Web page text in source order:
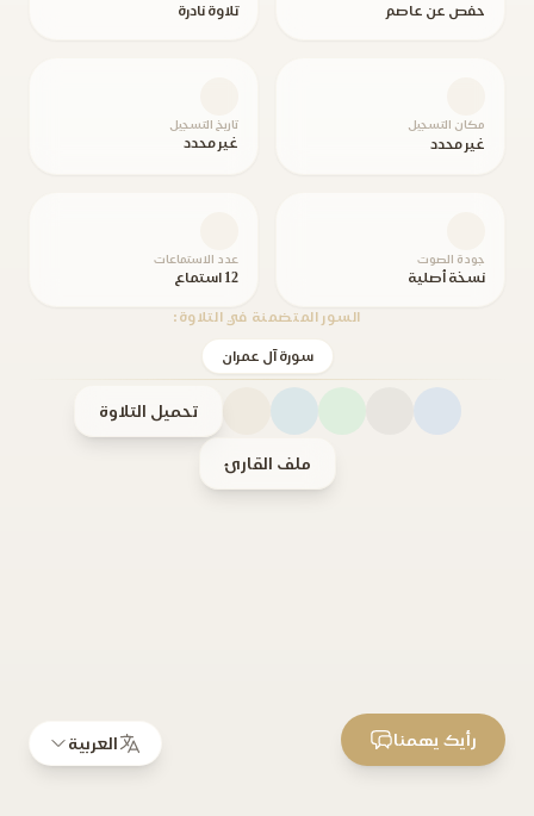
حفص عن عاصم تلاوة نادرة
مكان التسجيل
غير محدد
تاريخ التسجيل
غير محدد
جودة الصوت
نسخة أصلية
عدد الاستماعات
12 استماع
السور المتضمنة في التلاوة:
سورة آل عمران
تحميل التلاوة
ملف القارئ
العربية رأيك يهمنا